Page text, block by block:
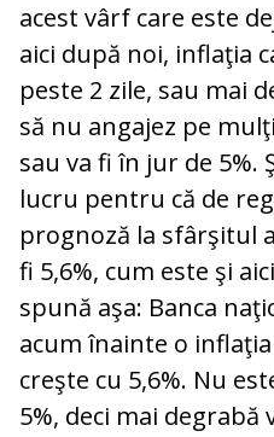
acest vârf care este
aici după noi, inflaţia
peste 2 zile, sau mai
să nu angajez pe
sau va fi în jur de 5%.
lucru pentru că de
prognoză la sfârşitul
fi 5,6%, cum este şi
spună aşa: Banca
acum înainte o
creşte cu 5,6%. Nu
5%, deci mai degrabă